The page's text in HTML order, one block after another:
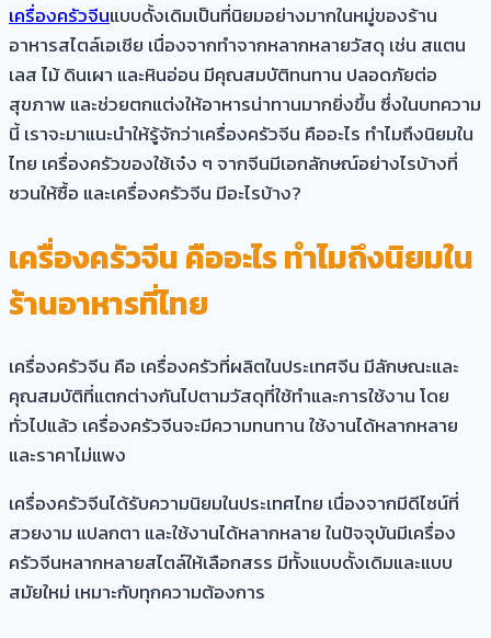
เครื่องครัวจีนแบบดั้งเดิมเป็นที่นิยมอย่างมากในหมู่ของร้าน
อาหารสไตล์เอเชีย เนื่องจากทำจากหลากหลายวัสดุ เช่น สแตน
เลส ไม้ ดินเผา และหินอ่อน มีคุณสมบัติทนทาน ปลอดภัยต่อ
สุขภาพ และช่วยตกแต่งให้อาหารน่าทานมากยิ่งขึ้น ซึ่งในบทความ
นี้ เราจะมาแนะนำให้รู้จักว่าเครื่องครัวจีน คืออะไร ทำไมถึงนิยมใน
ไทย เครื่องครัวของใช้เจ๋ง ๆ จากจีนมีเอกลักษณ์อย่างไรบ้างที่
ชวนให้ซื้อ และเครื่องครัวจีน มีอะไรบ้าง?
เครื่องครัวจีน คืออะไร ทำไมถึงนิยมใน
ร้านอาหารที่ไทย
เครื่องครัวจีน คือ เครื่องครัวที่ผลิตในประเทศจีน มีลักษณะและ
คุณสมบัติที่แตกต่างกันไปตามวัสดุที่ใช้ทำและการใช้งาน โดย
ทั่วไปแล้ว เครื่องครัวจีนจะมีความทนทาน ใช้งานได้หลากหลาย
และราคาไม่แพง
เครื่องครัวจีนได้รับความนิยมในประเทศไทย เนื่องจากมีดีไซน์ที่
สวยงาม แปลกตา และใช้งานได้หลากหลาย ในปัจจุบันมีเครื่อง
ครัวจีนหลากหลายสไตล์ให้เลือกสรร มีทั้งแบบดั้งเดิมและแบบ
สมัยใหม่ เหมาะกับทุกความต้องการ